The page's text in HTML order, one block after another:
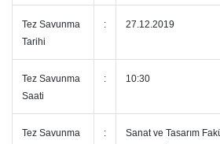
Tez Savunma
Tarihi
: 27.12.2019
Tez Savunma
Saati
: 10:30
Tez Savunma
:
Sanat ve Tasarım